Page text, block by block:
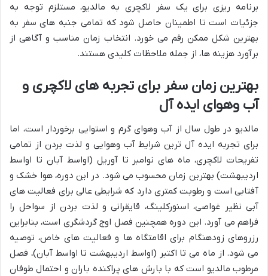
برنامه ریزی برای یک سفر لاکچری به مالدیو، مستلزم توجه به
جزئیات است تا اطمینان حاصل شود که تمامی جنبه های سفر به
بهترین شکل ممکن رقم می خورد. انتخاب زمان مناسب و آگاهی از
برآورد هزینه ها، از جمله ملاحظات کلیدی هستند.
بهترین زمان سفر برای تجربه های لاکچری و
آب وهوای ایده آل
مالدیو در طول سال از آب وهوای گرم و استوایی برخوردار است، اما
برای تجربه ایده آل ترین شرایط آب وهوایی و لذت بردن از تمامی
تفریحات لاکچری، ماه های نوامبر تا آوریل (اواسط آبان تا اواسط
اردیبهشت) بهترین زمان محسوب می شود. در این دوره، هوا خشک و
آفتابی است و رطوبت کمتری دارد که شرایطی عالی برای فعالیت های
آبی نظیر غواصی، اسنورکلینگ، قایقرانی و لذت بردن از سواحل را
فراهم می آورد. این دوره همچنین فصل اوج گردشگری است، بنابراین
رزروهای زودهنگام برای اقامتگاه ها و فعالیت های خاص، توصیه
می شود. از ماه می تا اکتبر (اواسط اردیبهشت تا اواسط آبان)، فصل
مرطوب مالدیو است که با بارش های پراکنده باران و احتمال طوفان